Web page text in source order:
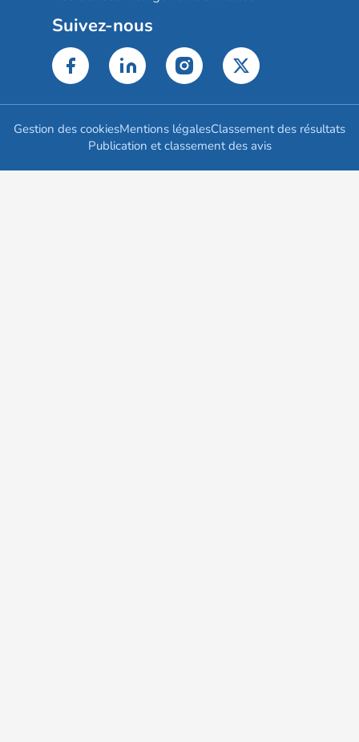
Suivez-nous
Gestion des cookiesMentions légalesClassement des résultats
Publication et classement des avis